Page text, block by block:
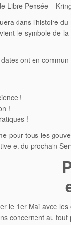
Libre Pensée –
dans l’histoire
le symbole de
ont en commun
!
!
!
pour tous les
et du prochain
le 1er Mai avec
concernent au